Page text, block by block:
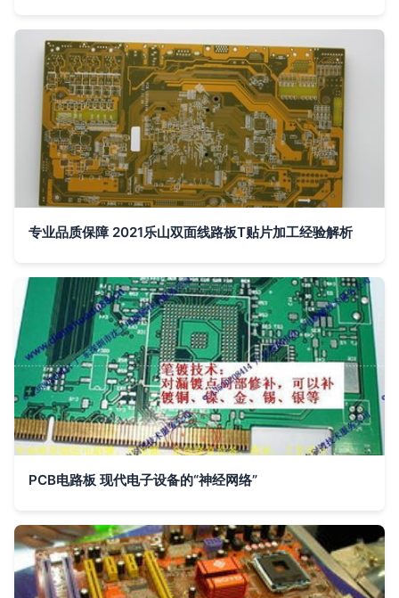
专业品质保障 2021乐山双面线路板T贴片加工经验解析
PCB电路板 现代电子设备的“神经网络”